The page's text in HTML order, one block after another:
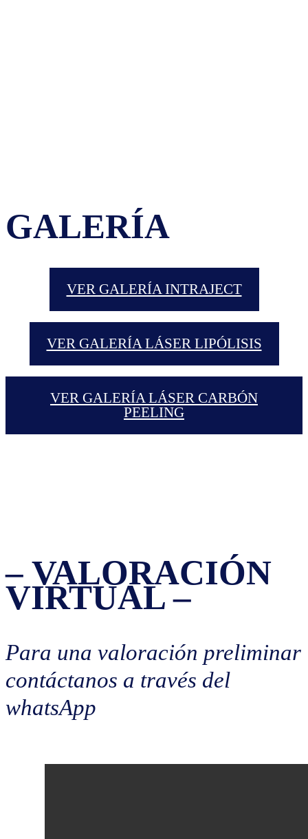
GALERÍA
VER GALERÍA INTRAJECT
VER GALERÍA LÁSER LIPÓLISIS
VER GALERÍA LÁSER CARBÓN
PEELING
– VALORACIÓN
VIRTUAL –
Para una valoración preliminar
contáctanos a través del
whatsApp